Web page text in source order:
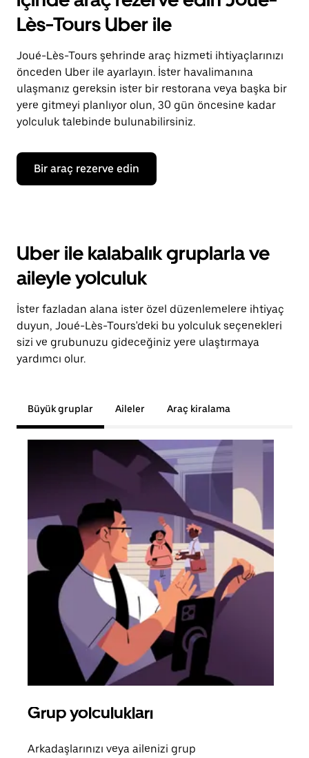
Lès-Tours Uber ile
Joué-Lès-Tours şehrinde araç hizmeti ihtiyaçlarınızı
önceden Uber ile ayarlayın. İster havalimanına
ulaşmanız gereksin ister bir restorana veya başka bir
yere gitmeyi planlıyor olun, 30 gün öncesine kadar
yolculuk talebinde bulunabilirsiniz.
Bir araç rezerve edin
Uber ile kalabalık gruplarla ve
aileyle yolculuk
İster fazladan alana ister özel düzenlemelere ihtiyaç
duyun, Joué-Lès-Tours'deki bu yolculuk seçenekleri
sizi ve grubunuzu gideceğiniz yere ulaştırmaya
yardımcı olur.
Büyük gruplar Aileler Araç kiralama
Grup yolculukları
Arkadaşlarınızı veya ailenizi grup